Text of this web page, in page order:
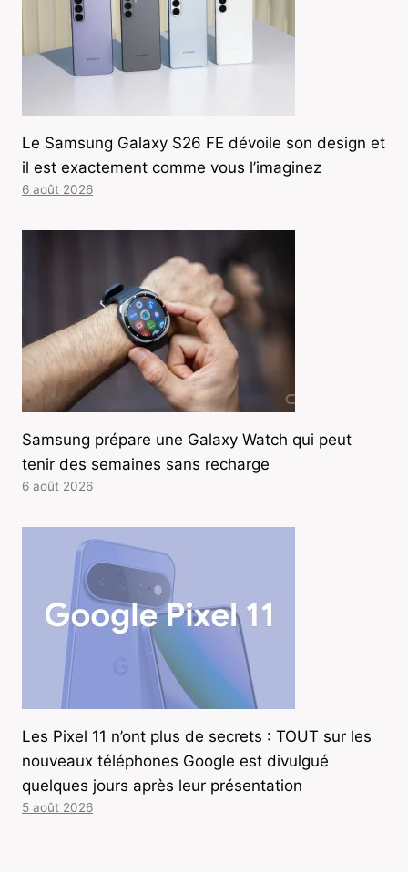
Le Samsung Galaxy S26 FE dévoile son design et
il est exactement comme vous l’imaginez
6 août 2026
Samsung prépare une Galaxy Watch qui peut
tenir des semaines sans recharge
6 août 2026
Les Pixel 11 n’ont plus de secrets : TOUT sur les
nouveaux téléphones Google est divulgué
quelques jours après leur présentation
5 août 2026